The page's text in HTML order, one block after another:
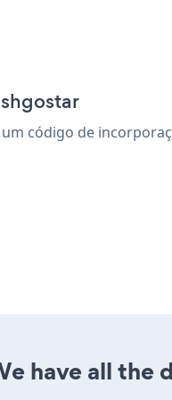
código de
have all the